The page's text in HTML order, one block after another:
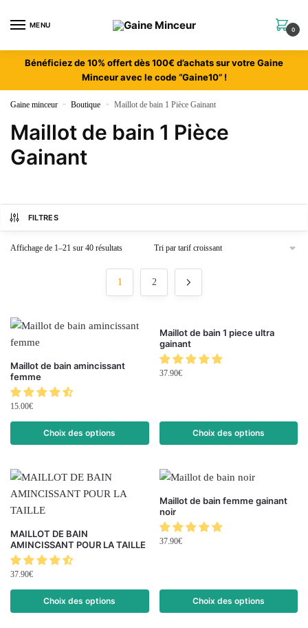
MENU
0
Bénéficiez de 10% offert dès 100€ d’achats sur votre Gaine
Minceur avec le code “Gaine10” !
Gaine minceur » Boutique » Maillot de bain 1 Pièce Gainant
Maillot de bain 1 Pièce
Gainant
FILTRES
Affichage de 1–21 sur 40 résultats
1 2
Maillot de bain amincissant
femme
15.00€
Choix des options
Maillot de bain 1 piece ultra
gainant
37.90€
Choix des options
MAILLOT DE BAIN
AMINCISSANT POUR LA TAILLE
37.90€
Choix des options
Maillot de bain femme gainant
noir
37.90€
Choix des options